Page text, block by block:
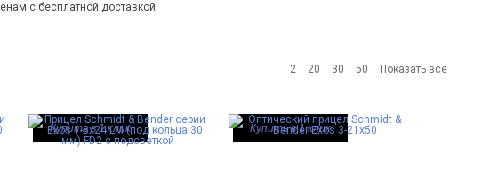
с бесплатной доставкой.
2 20 30 50 Показать все
Купить в 1 клик Купить в 1 клик